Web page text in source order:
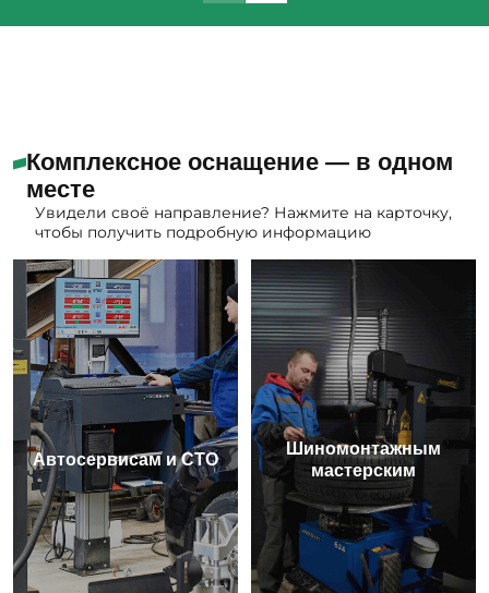
Комплексное оснащение — в одном
месте
Увидели своё направление? Нажмите на карточку,
чтобы получить подробную информацию
Автосервисам и СТО
Шиномонтажным
мастерским